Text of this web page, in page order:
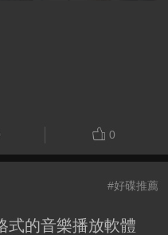
0
#好碟推薦
式的音樂播放軟體